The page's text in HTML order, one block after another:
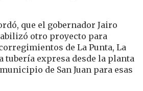
que el gobernador Jairo
otro proyecto para
de La Punta, La
tubería expresa desde la planta
de San Juan para esas